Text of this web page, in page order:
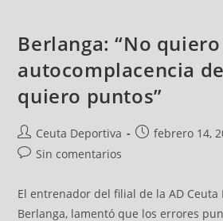
Berlanga: “No quiero
autocomplacencia
quiero puntos”
Ceuta Deportiva febrero 14,
Sin comentarios
El entrenador del filial de la AD Ceuta
Berlanga, lamentó que los errores